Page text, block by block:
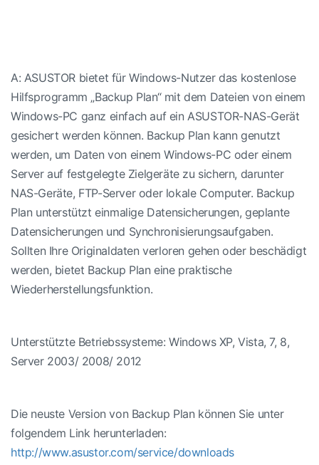
A: ASUSTOR bietet für Windows-Nutzer das kostenlose
Hilfsprogramm „Backup Plan“ mit dem Dateien von einem
Windows-PC ganz einfach auf ein ASUSTOR-NAS-Gerät
gesichert werden können. Backup Plan kann genutzt
werden, um Daten von einem Windows-PC oder einem
Server auf festgelegte Zielgeräte zu sichern, darunter
NAS-Geräte, FTP-Server oder lokale Computer. Backup
Plan unterstützt einmalige Datensicherungen, geplante
Datensicherungen und Synchronisierungsaufgaben.
Sollten Ihre Originaldaten verloren gehen oder beschädigt
werden, bietet Backup Plan eine praktische
Wiederherstellungsfunktion.
Unterstützte Betriebssysteme: Windows XP, Vista, 7, 8,
Server 2003/ 2008/ 2012
Die neuste Version von Backup Plan können Sie unter
folgendem Link herunterladen:
http://www.asustor.com/service/downloads